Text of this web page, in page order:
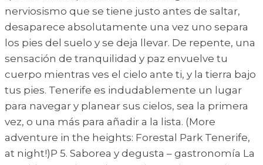
nerviosismo que se tiene justo antes de saltar,
desaparece absolutamente una vez uno separa
los pies del suelo y se deja llevar. De repente, una
sensación de tranquilidad y paz envuelve tu
cuerpo mientras ves el cielo ante ti, y la tierra bajo
tus pies. Tenerife es indudablemente un lugar
para navegar y planear sus cielos, sea la primera
vez, o una más para añadir a la lista. (More
adventure in the heights: Forestal Park Tenerife,
at night!)P 5. Saborea y degusta – gastronomía La